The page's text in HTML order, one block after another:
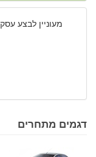
מעוניין לבצע
דגמים מתחרים